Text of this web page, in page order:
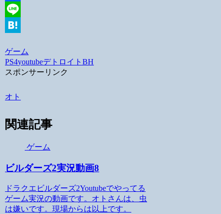
Facebook
Line
ゲーム
PS4youtubeデトロイトBH
スポンサーリンク
オト
関連記事
ゲーム
ビルダーズ2実況動画8
ドラクエビルダーズ2Youtubeでやってる
ゲーム実況の動画です。オトさんは、虫
は嫌いです。現場からは以上です。